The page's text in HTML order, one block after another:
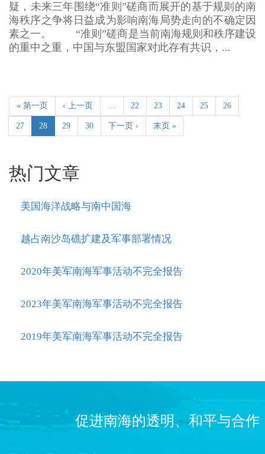
疑，未来三年围绕“准则”磋商而展开的基于规则的南
海秩序之争将日益成为影响南海局势走向的不确定因
素之一。 “准则”磋商是当前南海规则和秩序建设
的重中之重，中国与东盟国家对此存有共识，...
« 第一页 ‹ 上一页 … 22 23 24 25 26
27 28 29 30 下一页 › 末页 »
热门文章
美国海洋战略与南中国海
越占南沙岛礁扩建及军事部署情况
2020年美军南海军事活动不完全报告
2023年美军南海军事活动不完全报告
2019年美军南海军事活动不完全报告
促进南海的透明、和平与合作